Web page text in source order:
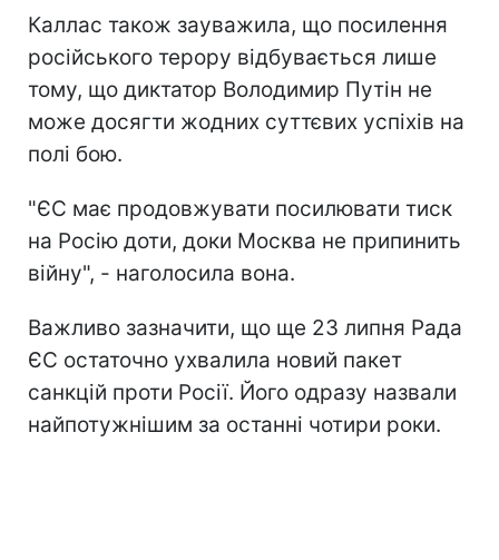
Каллас також зауважила, що посилення
російського терору відбувається лише
тому, що диктатор Володимир Путін не
може досягти жодних суттєвих успіхів на
полі бою.
"ЄС має продовжувати посилювати тиск
на Росію доти, доки Москва не припинить
війну", - наголосила вона.
Важливо зазначити, що ще 23 липня Рада
ЄС остаточно ухвалила новий пакет
санкцій проти Росії. Його одразу назвали
найпотужнішим за останні чотири роки.